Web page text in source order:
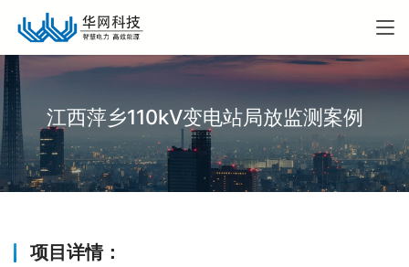
江西萍乡110kV变电站局放监测案例
项目详情：